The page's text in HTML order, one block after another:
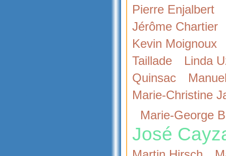
Pierre Enjalbert
Jérôme Chartier
Kevin Moignoux
Taillade
Linda
Quinsac
Marie-Christine
Marie-George
José